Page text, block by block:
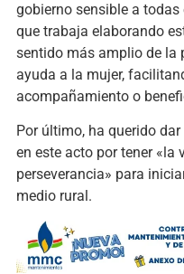
gobierno sensible a
que trabaja elaborando
sentido más amplio de la
ayuda a la mujer,
acompañamiento o
Por último, ha querido
en este acto por tener «la
perseverancia» para
medio rural.